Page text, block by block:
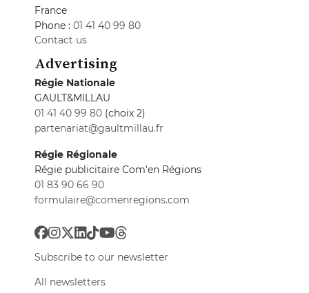
France
Phone : 01 41 40 99 80
Contact us
Advertising
Régie Nationale
GAULT&MILLAU
01 41 40 99 80 (choix 2)
partenariat@gaultmillau.fr
Régie Régionale
Régie publicitaire Com'en Régions
01 83 90 66 90
formulaire@comenregions.com
Subscribe to our newsletter
All newsletters